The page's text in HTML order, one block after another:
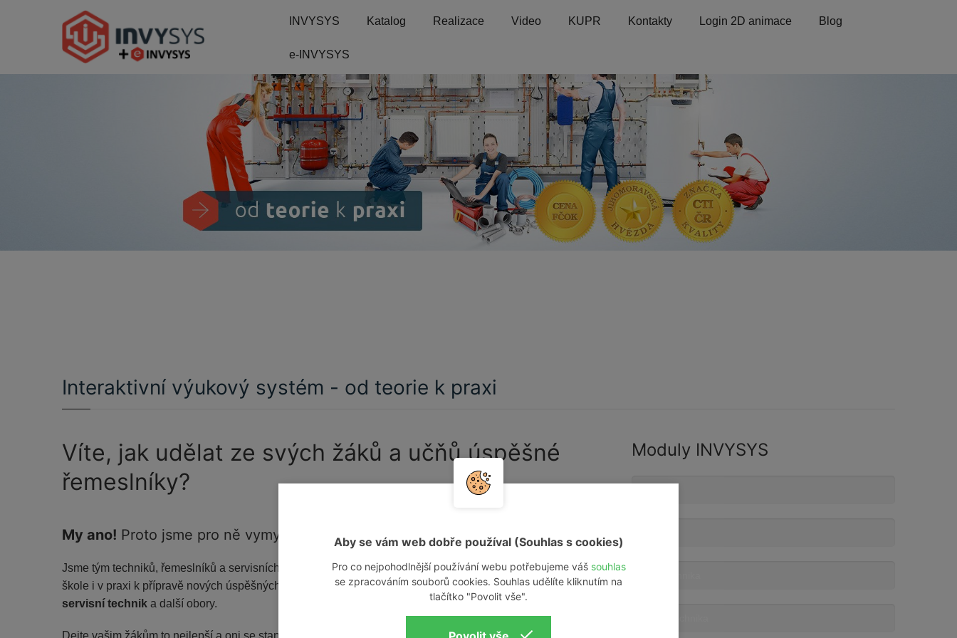
INVYSYS Katalog Realizace Video KUPR Kontakty Login 2D animace Blog
e-INVYSYS
Interaktivní výukový systém - od teorie k praxi
Víte, jak udělat ze svých žáků a učňů úspěšné
řemeslníky?
My ano! Proto jsme pro ně vymysleli a vytvořili systém INVYSYS
Jsme tým techniků, řemeslníků a servisních pracovníků. Našim cílem je přispět vším, co jsme se naučili ve
škole i v praxi k přípravě nových úspěšných pracovníků technických řemesel, jako jeinstalatér,topenář,
servisní technik a další obory.
Dejte vašim žákům to nejlepší a oni se stanou nejlepšími!
Moduly INVYSYS
Aby se vám web dobře používal (Souhlas s cookies)
Pro co nejpohodlnější používání webu potřebujeme váš souhlas
se zpracováním souborů cookies. Souhlas udělíte kliknutím na
tlačítko "Povolit vše".